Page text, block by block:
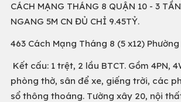
CÁCH MẠNG THÁNG 8 QUẬN 10 - 3
NGANG 5M CN ĐỦ CHỈ 9.45TỶ.
463 Cách Mạng Tháng 8 (5 x12) Phường
Kết cấu: 1 trệt, 2 lầu BTCT. Gồm 4PN,
phòng thờ, sân để xe, giếng trời, các
sổ thông thoáng. Tường xây 20, nội